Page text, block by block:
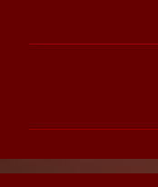
n